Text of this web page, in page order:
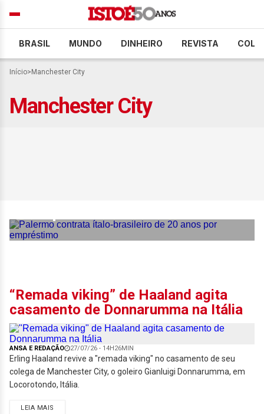
BRASIL MUNDO DINHEIRO REVISTA
Início> Manchester City
Manchester City
“Remada viking” de Haaland agita
casamento de Donnarumma na Itália
ANSA E REDAÇÃO 27/07/26 - 14H26MIN
Erling Haaland revive a "remada viking" no casamento de seu
colega de Manchester City, o goleiro Gianluigi Donnarumma, em
Locorotondo, Itália.
LEIA MAIS